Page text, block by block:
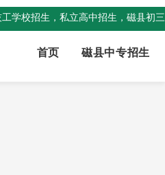
学校招生，私立高中招生，磁县初
首页 磁县中专招生